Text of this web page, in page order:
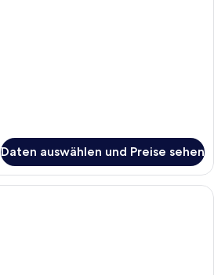
Daten auswählen und Preise sehen
Einzelzimmer | Hochwertige